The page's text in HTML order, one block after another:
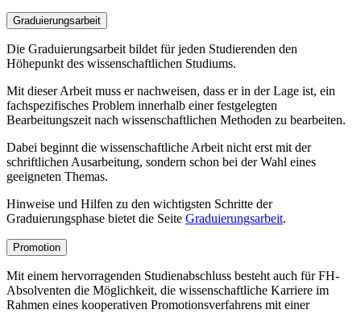
Graduierungsarbeit
Die Graduierungsarbeit bildet für jeden Studierenden den
Höhepunkt des wissenschaftlichen Studiums.
Mit dieser Arbeit muss er nachweisen, dass er in der Lage ist, ein
fachspezifisches Problem innerhalb einer festgelegten
Bearbeitungszeit nach wissenschaftlichen Methoden zu bearbeiten.
Dabei beginnt die wissenschaftliche Arbeit nicht erst mit der
schriftlichen Ausarbeitung, sondern schon bei der Wahl eines
geeigneten Themas.
Hinweise und Hilfen zu den wichtigsten Schritte der
Graduierungsphase bietet die Seite Graduierungsarbeit.
Promotion
Mit einem hervorragenden Studienabschluss besteht auch für FH-
Absolventen die Möglichkeit, die wissenschaftliche Karriere im
Rahmen eines kooperativen Promotionsverfahrens mit einer